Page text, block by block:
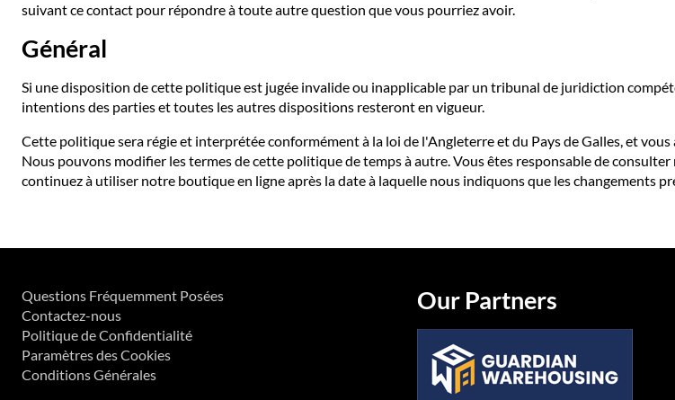
suivant ce contact pour répondre à toute autre question que vous pourriez avoir.
Général
Si une disposition de cette politique est jugée invalide ou inapplicable par un tribunal de juridiction
intentions des parties et toutes les autres dispositions resteront en vigueur.
Cette politique sera régie et interprétée conformément à la loi de l'Angleterre et du Pays de Galles, et
Nous pouvons modifier les termes de cette politique de temps à autre. Vous êtes responsable de
continuez à utiliser notre boutique en ligne après la date à laquelle nous indiquons que les changements
Questions Fréquemment Posées
Contactez-nous
Politique de Confidentialité
Paramètres des Cookies
Conditions Générales
Our Partners